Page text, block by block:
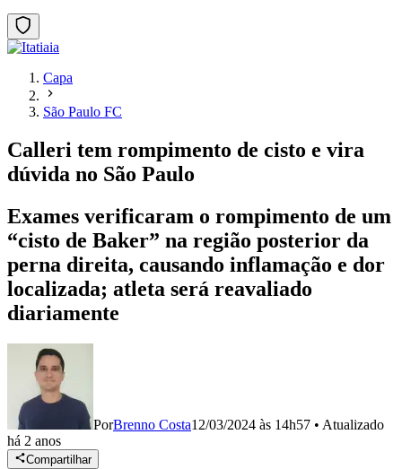
Capa
São Paulo FC
Calleri tem rompimento de cisto e vira
dúvida no São Paulo
Exames verificaram o rompimento de um
“cisto de Baker” na região posterior da
perna direita, causando inflamação e dor
localizada; atleta será reavaliado
diariamente
PorBrenno Costa12/03/2024 às 14h57 • Atualizado
há 2 anos
Compartilhar